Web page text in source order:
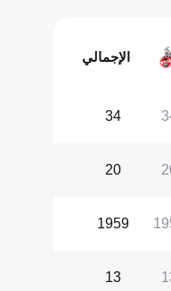
الإجمالي
34
20
1959
13